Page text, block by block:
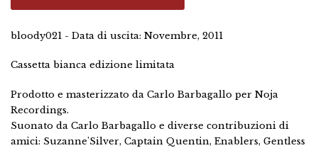
bloody021 - Data di uscita: Novembre, 2011
Cassetta bianca edizione limitata
Prodotto e masterizzato da Carlo Barbagallo per Noja
Recordings.
Suonato da Carlo Barbagallo e diverse contribuzioni di
amici: Suzanne'Silver, Captain Quentin, Enablers, Gentless